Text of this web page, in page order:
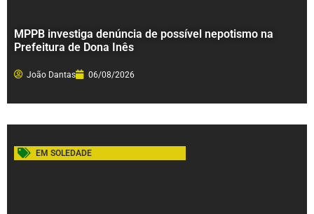
MPPB investiga denúncia de possível nepotismo na
Prefeitura de Dona Inês
João Dantas 06/08/2026
EM SOLEDADE